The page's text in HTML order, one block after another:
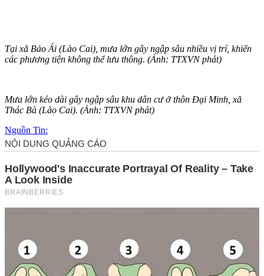
Tại xã Bảo Ái (Lào Cai), mưa lớn gây ngập sâu nhiều vị trí, khiến
các phương tiện không thể lưu thông. (Ảnh: TTXVN phát)
Mưa lớn kéo dài gây ngập sâu khu dân cư ở thôn Đại Minh, xã
Thác Bà (Lào Cai). (Ảnh: TTXVN phát)
Nguồn Tin: